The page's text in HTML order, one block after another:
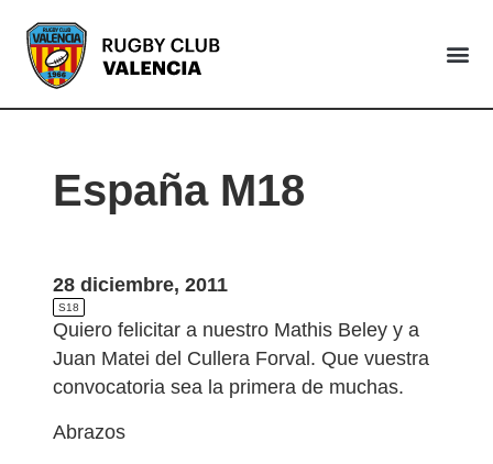
España M18
28 diciembre, 2011
S18
Quiero felicitar a nuestro Mathis Beley y a
Juan Matei del Cullera Forval. Que vuestra
convocatoria sea la primera de muchas.
Abrazos